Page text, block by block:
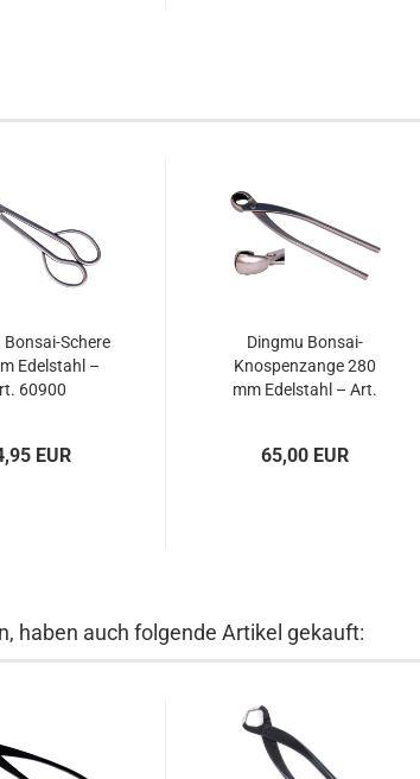
Bonsai-Schere
Edelstahl –
60900
EUR
Dingmu Bonsai-
Knospenzange 280
mm Edelstahl – Art.
65,00 EUR
haben auch folgende Artikel gekauft: